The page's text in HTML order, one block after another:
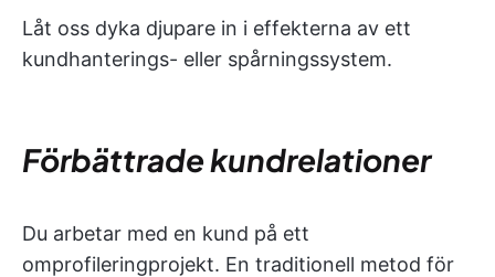
Låt oss dyka djupare in i effekterna av ett
kundhanterings- eller spårningssystem.
Förbättrade kundrelationer
Du arbetar med en kund på ett
omprofileringprojekt. En traditionell metod för